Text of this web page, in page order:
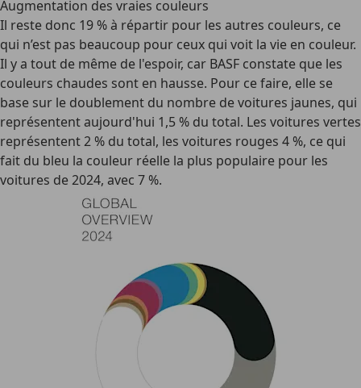
Augmentation des vraies couleurs
Il reste donc 19 % à répartir pour les autres couleurs, ce
qui n’est pas beaucoup pour ceux qui voit la vie en couleur.
Il y a tout de même de l'espoir, car BASF constate que les
couleurs chaudes sont en hausse. Pour ce faire, elle se
base sur le doublement du nombre de voitures jaunes, qui
représentent aujourd'hui 1,5 % du total. Les voitures vertes
représentent 2 % du total, les voitures rouges 4 %, ce qui
fait du bleu la couleur réelle la plus populaire pour les
voitures de 2024, avec 7 %.